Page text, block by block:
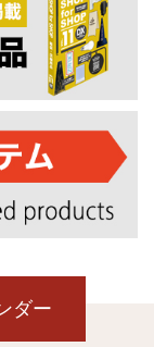
ダー